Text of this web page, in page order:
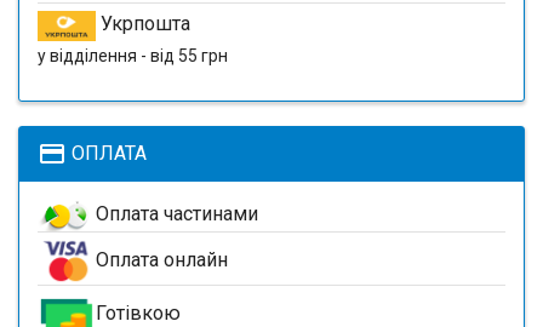
Укрпошта
у відділення - від 55 грн
payment ОПЛАТА
Оплата частинами
Оплата онлайн
Готівкою